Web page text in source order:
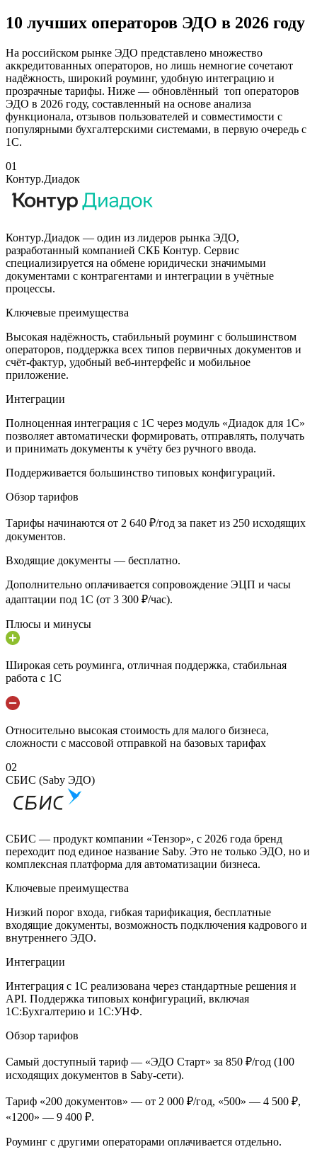
10 лучших операторов ЭДО в 2026 году
На российском рынке ЭДО представлено множество
аккредитованных операторов, но лишь немногие сочетают
надёжность, широкий роуминг, удобную интеграцию и
прозрачные тарифы. Ниже — обновлённый топ операторов
ЭДО в 2026 году, составленный на основе анализа
функционала, отзывов пользователей и совместимости с
популярными бухгалтерскими системами, в первую очередь с
1С.
01
Контур.Диадок
Контур.Диадок — один из лидеров рынка ЭДО,
разработанный компанией СКБ Контур. Сервис
специализируется на обмене юридически значимыми
документами с контрагентами и интеграции в учётные
процессы.
Ключевые преимущества
Высокая надёжность, стабильный роуминг с большинством
операторов, поддержка всех типов первичных документов и
счёт-фактур, удобный веб-интерфейс и мобильное
приложение.
Интеграции
Полноценная интеграция с 1С через модуль «Диадок для 1С»
позволяет автоматически формировать, отправлять, получать
и принимать документы к учёту без ручного ввода.
Поддерживается большинство типовых конфигураций.
Обзор тарифов
Тарифы начинаются от 2 640 ₽/год за пакет из 250 исходящих
документов.
Входящие документы — бесплатно.
Дополнительно оплачивается сопровождение ЭЦП и часы
адаптации под 1С (от 3 300 ₽/час).
Плюсы и минусы
Широкая сеть роуминга, отличная поддержка, стабильная
работа с 1С
Относительно высокая стоимость для малого бизнеса,
сложности с массовой отправкой на базовых тарифах
02
СБИС (Saby ЭДО)
СБИС — продукт компании «Тензор», с 2026 года бренд
переходит под единое название Saby. Это не только ЭДО, но и
комплексная платформа для автоматизации бизнеса.
Ключевые преимущества
Низкий порог входа, гибкая тарификация, бесплатные
входящие документы, возможность подключения кадрового и
внутреннего ЭДО.
Интеграции
Интеграция с 1С реализована через стандартные решения и
API. Поддержка типовых конфигураций, включая
1С:Бухгалтерию и 1С:УНФ.
Обзор тарифов
Самый доступный тариф — «ЭДО Старт» за 850 ₽/год (100
исходящих документов в Saby-сети).
Тариф «200 документов» — от 2 000 ₽/год, «500» — 4 500 ₽,
«1200» — 9 400 ₽.
Роуминг с другими операторами оплачивается отдельно.